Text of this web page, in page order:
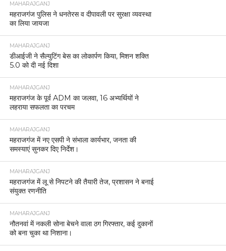
MAHARAJGANJ
महराजगंज पुलिस ने धनतेरस व दीपावली पर सुरक्षा व्यवस्था
का लिया जायजा
MAHARAJGANJ
डीआईजी ने सैल्युटिंग बेस का लोकार्पण किया, मिशन शक्ति
5.0 को दी नई दिशा
MAHARAJGANJ
महराजगंज के पूर्व ADM का जलवा, 16 अभ्यर्थियों ने
लहराया सफलता का परचम
MAHARAJGANJ
महराजगंज में नए एसपी ने संभाला कार्यभार, जनता की
समस्याएं सुनकर दिए निर्देश।
MAHARAJGANJ
महराजगंज में लू से निपटने की तैयारी तेज, प्रशासन ने बनाई
संयुक्त रणनीति
MAHARAJGANJ
नौतनवां में नकली सोना बेचने वाला ठग गिरफ्तार, कई दुकानों
को बना चुका था निशाना।